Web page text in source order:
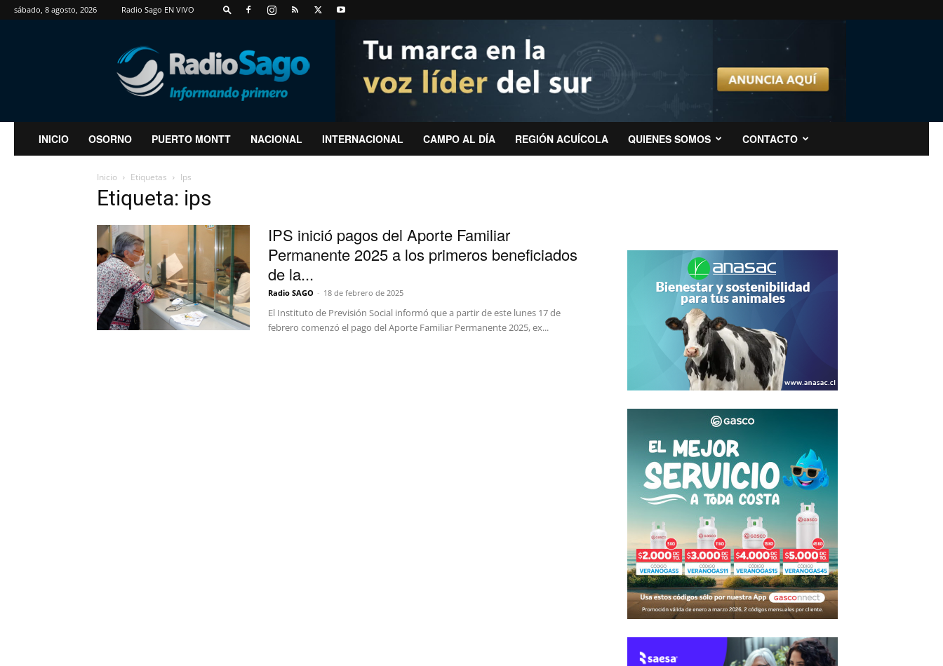
sábado, 8 agosto, 2026 Radio Sago EN VIVO
RadioSago
INICIO OSORNO PUERTO MONTT NACIONAL INTERNACIONAL CAMPO AL DÍA REGIÓN ACUÍCOLA QUIENES SOMOS CONTACTO
Inicio Etiquetas Ips
Etiqueta: ips
IPS inició pagos del Aporte Familiar
Permanente 2025 a los primeros beneficiados
de la...
Radio SAGO - 18 de febrero de 2025
El Instituto de Previsión Social informó que a partir de este lunes 17 de
febrero comenzó el pago del Aporte Familiar Permanente 2025, ex...